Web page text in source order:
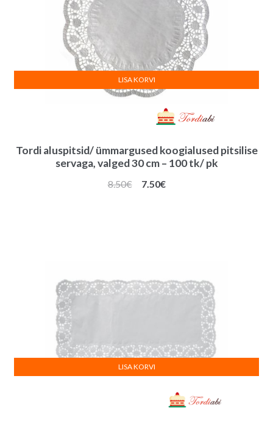
Tordi aluspitsid/ ümmargused koogialused pitsilise
servaga, valged 30 cm – 100 tk/ pk
8.50€
Algne
7.50€Praegune
LISA KORVI
LISA KORVI